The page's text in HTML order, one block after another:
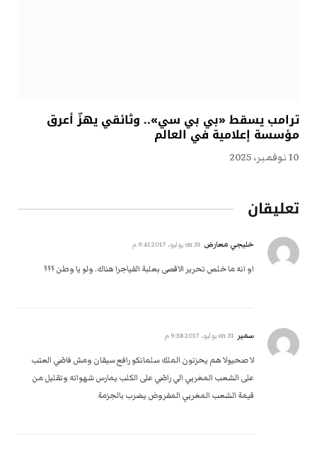
ترامب يسقط «بي بي سي».. وثائقي يهزّ أعرق
مؤسسة إعلامية في العالم
10 نوفمبر، 2025
تعليقان
خليجي معارض 31 يوليو، 2017 9:41 م
او انه ما خلص تحرير الاقصى بعلبة الفياجرا هناك. ولو يا وطن ؟؟؟
سمير 31 يوليو، 2017 9:58 م
لا صحيولا هم يحزنون الملك سلمانكو رافع سيقان ومش فاضي العتب
على الشعب المغربي الي راضي على الكلب يمارس شهواته وتقليل من
قيمة الشعب المغربي المفروض يضرب بالجزمة